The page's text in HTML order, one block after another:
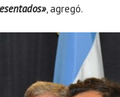
, agregó.